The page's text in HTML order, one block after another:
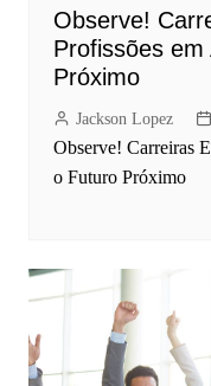
Observe!
Profissões
Próximo
Jackson Lopez
Observe! Carreiras
o Futuro Próximo